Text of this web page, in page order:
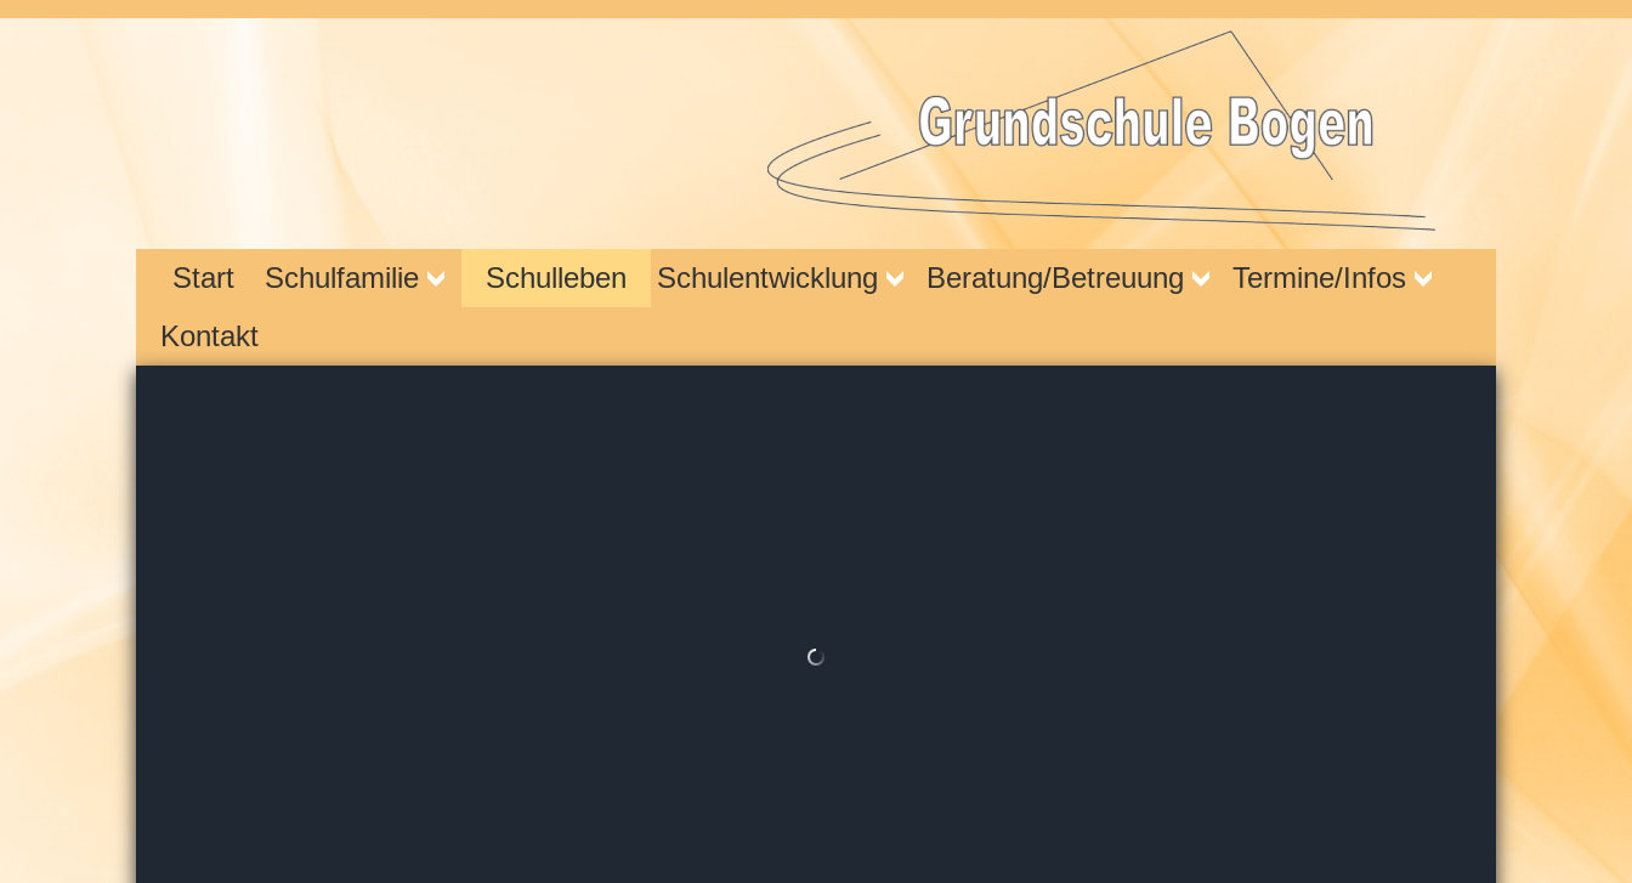
Start Schulfamilie Schulleben Schulentwicklung Beratung/Betreuung
Termine/Infos
Kontakt